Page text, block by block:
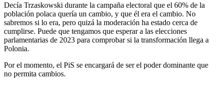
Decía Trzaskowski durante la campaña electoral que el 60% de la
población polaca quería un cambio, y que él era el cambio. No
sabremos si lo era, pero quizá la moderación ha estado cerca de
cumplirse. Puede que tengamos que esperar a las elecciones
parlamentarias de 2023 para comprobar si la transformación llega a
Polonia.
Por el momento, el PiS se encargará de ser el poder dominante que
no permita cambios.